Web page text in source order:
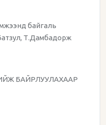
байгаль
Т.Дамбадорж
БАЙРЛУУЛАХААР